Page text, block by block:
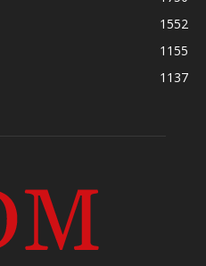
1552
1155
1137